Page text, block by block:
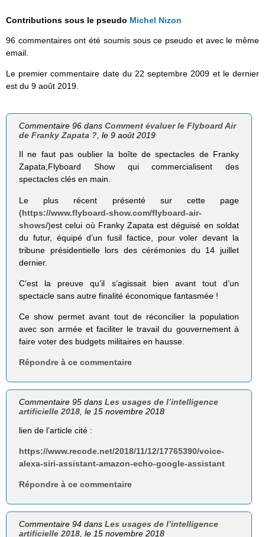
Contributions sous le pseudo Michel Nizon
96 commentaires ont été soumis sous ce pseudo et avec le même
email.
Le premier commentaire date du 22 septembre 2009 et le dernier
est du 9 août 2019.
Commentaire 96 dansComment évaluer le Flyboard Air
de Franky Zapata ?, le 9 août 2019
Il ne faut pas oublier la boîte de spectacles de Franky
Zapata,Flyboard Show qui commercialisent des
spectacles clés en main.
Le plus récent présenté sur cette page
(https://www.flyboard-show.com/flyboard-air-
shows/)est celui où Franky Zapata est déguisé en soldat
du futur, équipé d’un fusil factice, pour voler devant la
tribune présidentielle lors des cérémonies du 14 juillet
dernier.
C’est la preuve qu’il s’agissait bien avant tout d’un
spectacle sans autre finalité économique fantasmée !
Ce show permet avant tout de réconcilier la population
avec son armée et faciliter le travail du gouvernement à
faire voter des budgets militaires en hausse.
Répondre à ce commentaire
Commentaire 95 dansLes usages de l’intelligence
artificielle 2018 , le 15 novembre 2018
lien de l’article cité :
https://www.recode.net/2018/11/12/17765390/voice-
alexa-siri-assistant-amazon-echo-google-assistant
Répondre à ce commentaire
Commentaire 94 dansLes usages de l’intelligence
artificielle 2018 , le 15 novembre 2018